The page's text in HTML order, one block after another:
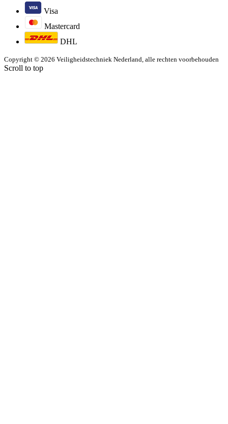
Visa
Mastercard
DHL
Copyright © 2026 Veiligheidstechniek Nederland, alle rechten voorbehouden
Scroll to top